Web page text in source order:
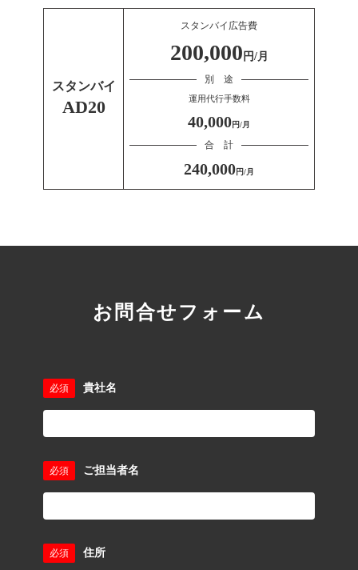
スタンバイ
AD20
スタンバイ広告費
200,000 円/月
別 途
運用代行手数料
40,000円/月
合 計
240,000円/月
お問合せフォーム
必須 貴社名
必須 ご担当者名
必須 住所